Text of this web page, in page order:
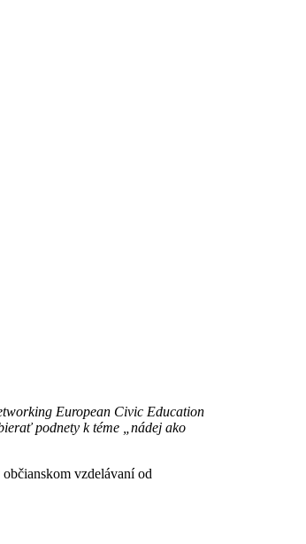
European Civic Education
podnety k téme „nádej ako
vzdelávaní od